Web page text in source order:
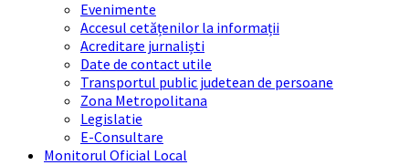
Evenimente
Accesul cetățenilor la informații
Acreditare jurnaliști
Date de contact utile
Transportul public judetean de persoane
Zona Metropolitana
Legislatie
E-Consultare
Monitorul Oficial Local